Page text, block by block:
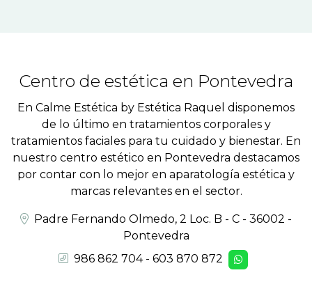
Centro de estética en Pontevedra
En Calme Estética by Estética Raquel disponemos
de lo último en tratamientos corporales y
tratamientos faciales para tu cuidado y bienestar. En
nuestro centro estético en Pontevedra destacamos
por contar con lo mejor en aparatología estética y
marcas relevantes en el sector.
Padre Fernando Olmedo, 2 Loc. B - C - 36002 -
Pontevedra
986 862 704- 603 870 872